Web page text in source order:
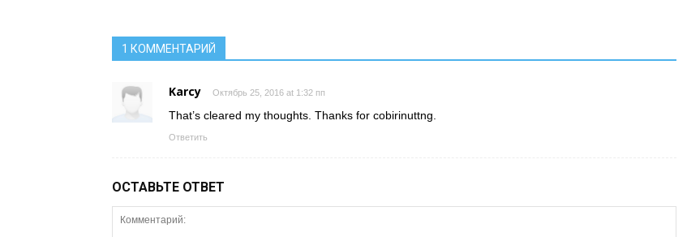
1 КОММЕНТАРИЙ
Karcy Октябрь 25, 2016 at 1:32 пп
That’s cleared my thoughts. Thanks for cobirinuttng.
Ответить
ОСТАВЬТЕ ОТВЕТ